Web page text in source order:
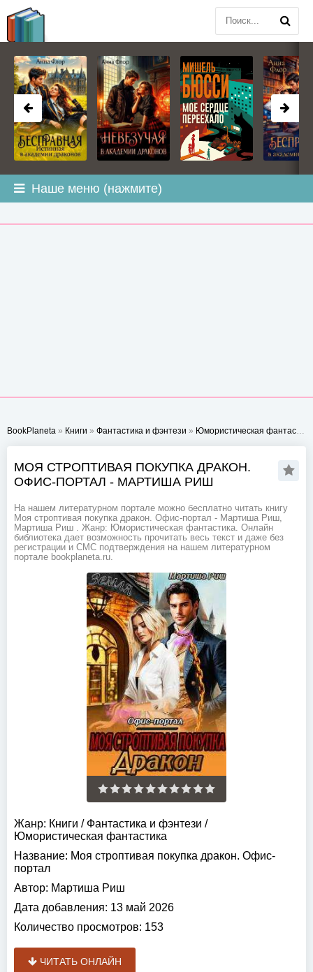
Наше меню (нажмите)
BookPlaneta » Книги » Фантастика и фэнтези » Юмористическая фантастика
МОЯ СТРОПТИВАЯ ПОКУПКА ДРАКОН.
ОФИС-ПОРТАЛ - МАРТИША РИШ
На нашем литературном портале можно бесплатно читать книгу
Моя строптивая покупка дракон. Офис-портал - Мартиша Риш,
Мартиша Риш . Жанр: Юмористическая фантастика. Онлайн
библиотека дает возможность прочитать весь текст и даже без
регистрации и СМС подтверждения на нашем литературном
портале bookplaneta.ru.
Жанр: Книги / Фантастика и фэнтези /
Юмористическая фантастика
Название: Моя строптивая покупка дракон. Офис-
портал
Автор: Мартиша Риш
Дата добавления: 13 май 2026
Количество просмотров: 153
ЧИТАТЬ ОНЛАЙН
BOOKPLANETA.COM